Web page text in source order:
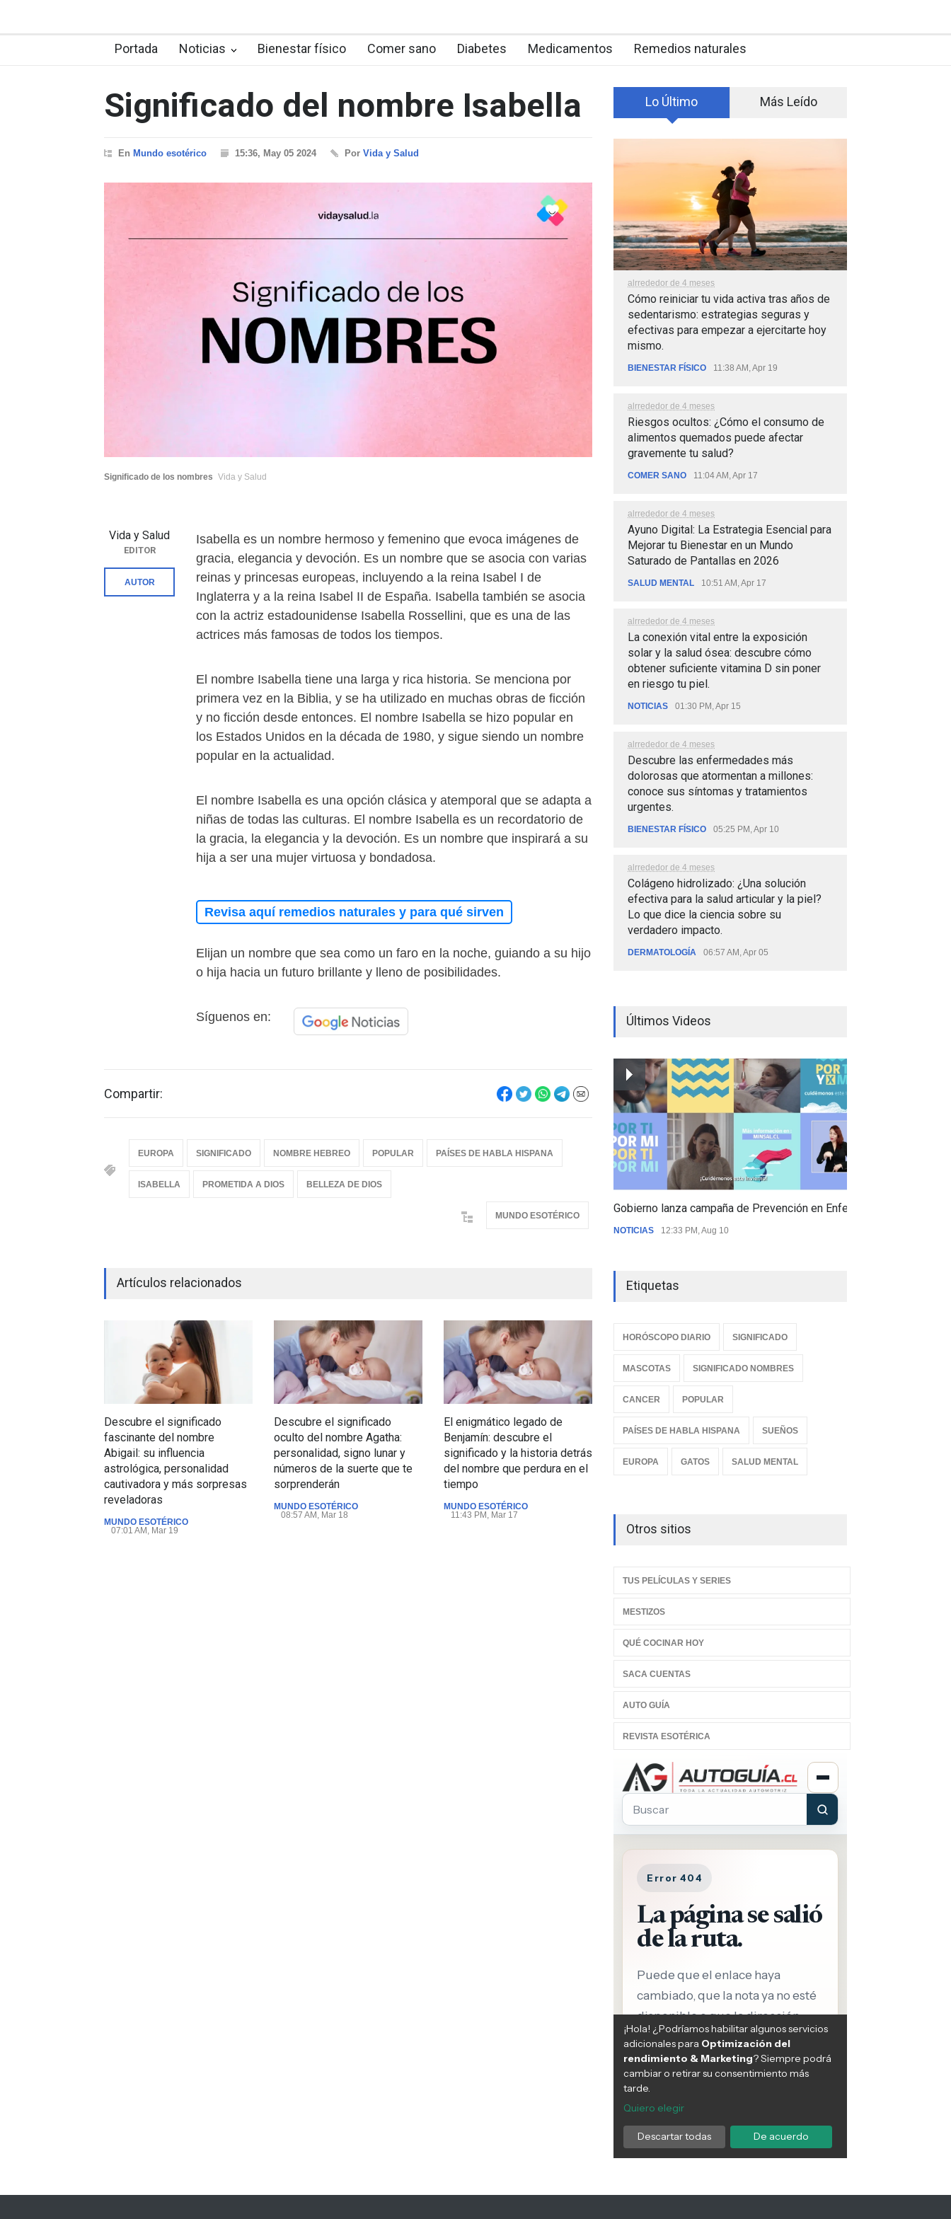
Portada Noticias Bienestar físico Comer sano Diabetes Medicamentos Remedios naturales
Significado del nombre Isabella
En Mundo esotérico 15:36, May 05 2024 Por Vida y Salud
Significado de los nombres Vida y Salud
Isabella es un nombre hermoso y femenino que evoca imágenes de
gracia, elegancia y devoción. Es un nombre que se asocia con varias
reinas y princesas europeas, incluyendo a la reina Isabel I de
Inglaterra y a la reina Isabel II de España. Isabella también se asocia
con la actriz estadounidense Isabella Rossellini, que es una de las
actrices más famosas de todos los tiempos.
El nombre Isabella tiene una larga y rica historia. Se menciona por
primera vez en la Biblia, y se ha utilizado en muchas obras de ficción
y no ficción desde entonces. El nombre Isabella se hizo popular en
los Estados Unidos en la década de 1980, y sigue siendo un nombre
popular en la actualidad.
El nombre Isabella es una opción clásica y atemporal que se adapta a
niñas de todas las culturas. El nombre Isabella es un recordatorio de
la gracia, la elegancia y la devoción. Es un nombre que inspirará a su
hija a ser una mujer virtuosa y bondadosa.
Revisa aquí remedios naturales y para qué sirven
Elijan un nombre que sea como un faro en la noche, guiando a su hijo
o hija hacia un futuro brillante y lleno de posibilidades.
Síguenos en:
Vida y Salud
EDITOR
AUTOR
Compartir:
EUROPA SIGNIFICADO NOMBRE HEBREO POPULAR PAÍSES DE HABLA HISPANA
ISABELLA PROMETIDA A DIOS BELLEZA DE DIOS
MUNDO ESOTÉRICO
Artículos relacionados
Descubre el significado
fascinante del nombre
Abigail: su influencia
astrológica, personalidad
cautivadora y más sorpresas
reveladoras
MUNDO ESOTÉRICO
07:01 AM, Mar 19
Descubre el significado
oculto del nombre Agatha:
personalidad, signo lunar y
números de la suerte que te
sorprenderán
MUNDO ESOTÉRICO
08:57 AM, Mar 18
El enigmático legado de
Benjamín: descubre el
significado y la historia detrás
del nombre que perdura en el
tiempo
MUNDO ESOTÉRICO
11:43 PM, Mar 17
Este es el nombre de niño
más bonito del mundo, según
Descubre el significado
profundo del nombre Samuel:
personalidad, destino y
Lo Último Más Leído
alrrededor de 4 meses
Cómo reiniciar tu vida activa tras años de
sedentarismo: estrategias seguras y
efectivas para empezar a ejercitarte hoy
mismo.
BIENESTAR FÍSICO 11:38 AM, Apr 19
alrrededor de 4 meses
Riesgos ocultos: ¿Cómo el consumo de
alimentos quemados puede afectar
gravemente tu salud?
COMER SANO 11:04 AM, Apr 17
alrrededor de 4 meses
Ayuno Digital: La Estrategia Esencial para
Mejorar tu Bienestar en un Mundo
Saturado de Pantallas en 2026
SALUD MENTAL 10:51 AM, Apr 17
alrrededor de 4 meses
La conexión vital entre la exposición
solar y la salud ósea: descubre cómo
obtener suficiente vitamina D sin poner
en riesgo tu piel.
NOTICIAS 01:30 PM, Apr 15
alrrededor de 4 meses
Descubre las enfermedades más
dolorosas que atormentan a millones:
conoce sus síntomas y tratamientos
urgentes.
BIENESTAR FÍSICO 05:25 PM, Apr 10
alrrededor de 4 meses
Colágeno hidrolizado: ¿Una solución
efectiva para la salud articular y la piel?
Lo que dice la ciencia sobre su
verdadero impacto.
DERMATOLOGÍA 06:57 AM, Apr 05
Últimos Videos
Gobierno lanza campaña de Prevención en Enfermedades
NOTICIAS 12:33 PM, Aug 10
Etiquetas
HORÓSCOPO DIARIO SIGNIFICADO
MASCOTAS SIGNIFICADO NOMBRES
CANCER POPULAR
PAÍSES DE HABLA HISPANA SUEÑOS
EUROPA GATOS SALUD MENTAL
Otros sitios
TUS PELÍCULAS Y SERIES
MESTIZOS
QUÉ COCINAR HOY
SACA CUENTAS
AUTO GUÍA
REVISTA ESOTÉRICA